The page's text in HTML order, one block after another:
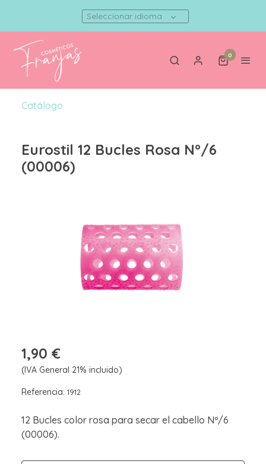
Seleccionar idioma
0
Catálogo
Eurostil 12 Bucles Rosa Nº/6
(00006)
1,90 €
(IVA General 21% incluido)
Referencia: 1912
12 Bucles color rosa para secar el cabello Nº/6
(00006).